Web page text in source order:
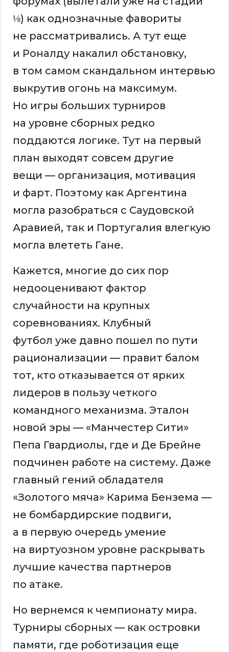
⅛) как однозначные фавориты
не рассматривались. А тут еще
и Роналду накалил обстановку,
в том самом скандальном интервью
выкрутив огонь на максимум.
Но игры больших турниров
на уровне сборных редко
поддаются логике. Тут на первый
план выходят совсем другие
вещи — организация, мотивация
и фарт. Поэтому как Аргентина
могла разобраться с Саудовской
Аравией, так и Португалия влегкую
могла влететь Гане.
Кажется, многие до сих пор
недооценивают фактор
случайности на крупных
соревнованиях. Клубный
футбол уже давно пошел по пути
рационализации — правит балом
тот, кто отказывается от ярких
лидеров в пользу четкого
командного механизма. Эталон
новой эры — «Манчестер Сити»
Пепа Гвардиолы, где и Де Брейне
подчинен работе на систему. Даже
главный гений обладателя
«Золотого мяча» Карима Бензема —
не бомбардирские подвиги,
а в первую очередь умение
на виртуозном уровне раскрывать
лучшие качества партнеров
по атаке.
Но вернемся к чемпионату мира.
Турниры сборных — как островки
памяти, где роботизация еще